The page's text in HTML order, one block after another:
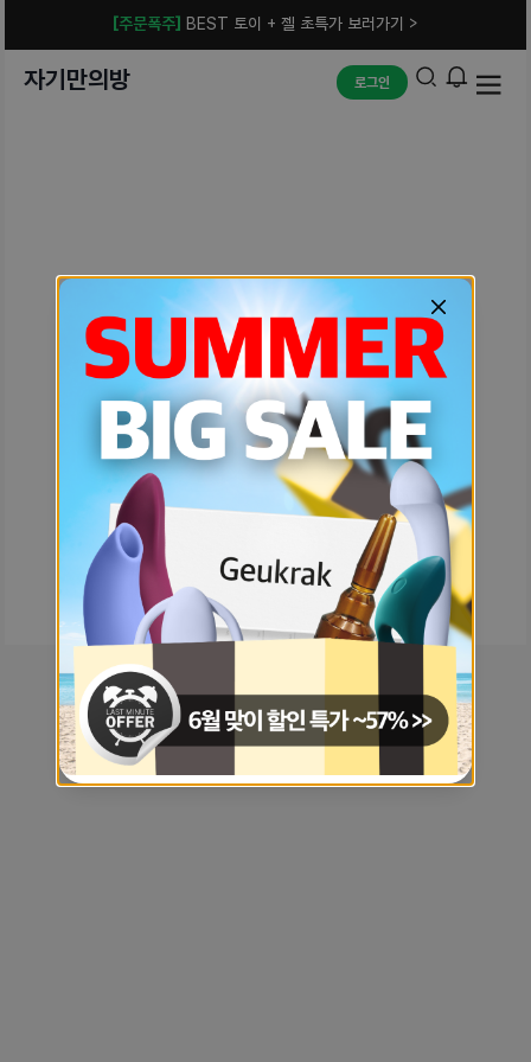
[주문폭주] BEST 토이 + 젤 초특가 보러가기 >
자기만의방 로그인
예상치 못한 에러입니다.